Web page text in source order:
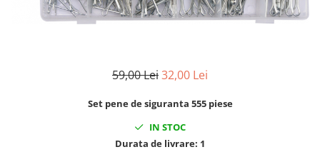
Dispozitive de sablat & accesorii
Dulapuri pentru scule
59,00 Lei32,00 Lei
Set pene de siguranta 555 piese
IN STOC
Durata de livrare: 1